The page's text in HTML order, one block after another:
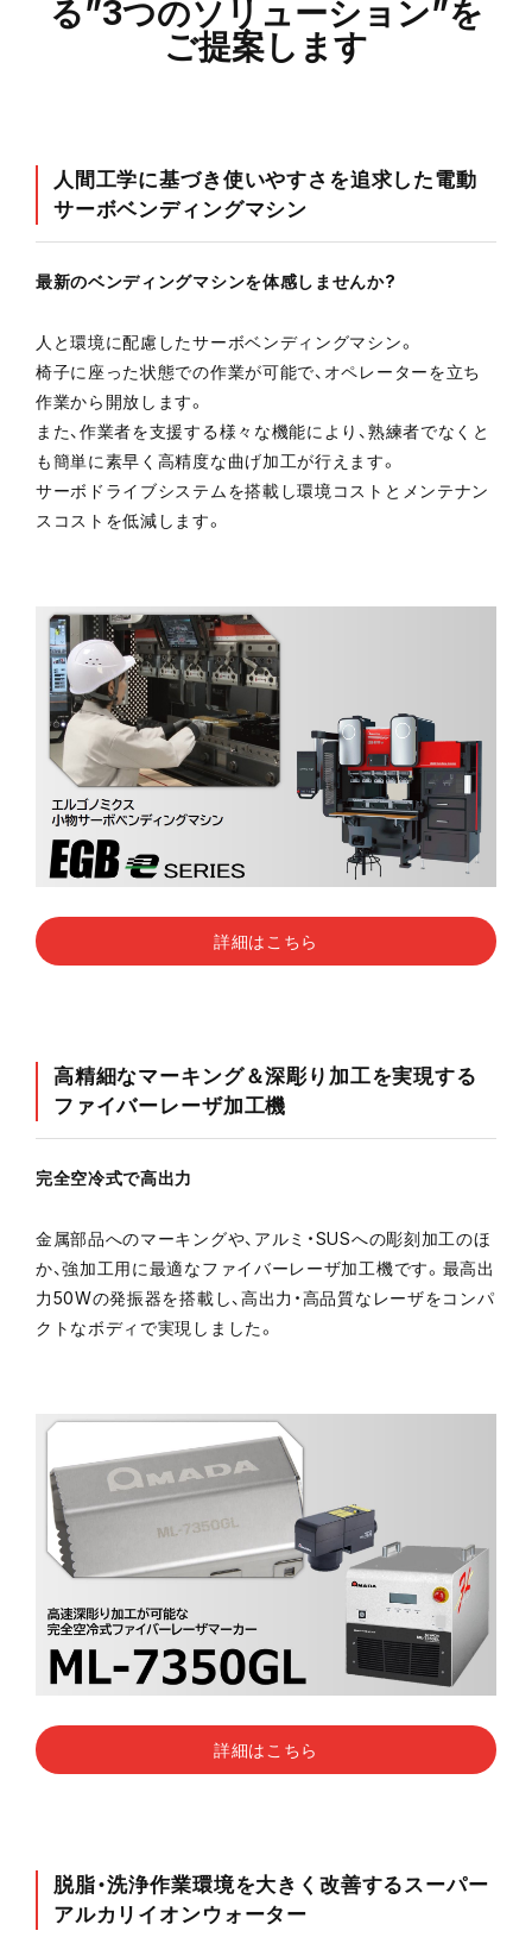
る”3つのソリューション”を
ご提案します
人間工学に基づき使いやすさを追求した電動
サーボベンディングマシン
最新のベンディングマシンを体感しませんか?
人と環境に配慮したサーボベンディングマシン。
椅子に座った状態での作業が可能で、オペレーターを立ち
作業から開放します。
また、作業者を支援する様々な機能により、熟練者でなくと
も簡単に素早く高精度な曲げ加工が行えます。
サーボドライブシステムを搭載し環境コストとメンテナン
スコストを低減します。
詳細はこちら
高精細なマーキング＆深彫り加工を実現する
ファイバーレーザ加工機
完全空冷式で高出力
金属部品へのマーキングや、アルミ・SUSへの彫刻加工のほ
か、強加工用に最適なファイバーレーザ加工機です。最高出
力50Wの発振器を搭載し、高出力・高品質なレーザをコンパ
クトなボディで実現しました。
詳細はこちら
脱脂・洗浄作業環境を大きく改善するスーパー
アルカリイオンウォーター